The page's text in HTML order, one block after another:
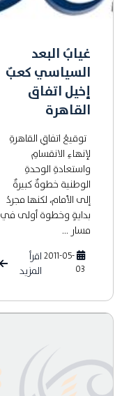
غيابُ البعد
السياسي كعبٌ
إخيل اتفاق
القاهرة
توقيعُ اتفاقِ القاهرةِ
لإنهاءِ الانقسامِ
واستعادةِ الوحدةِ
الوطنية خطوةٌ كبيرةٌ
إلى الأمام، لكنها مجردُ
بدايةٍ وخطوة أولى في
مسار ...
2011-05-
03
اقرأ
المزيد